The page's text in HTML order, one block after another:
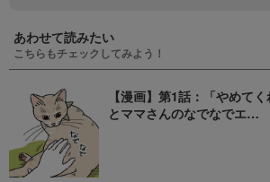
あわせて読みたい
こちらもチェックしてみよう！
【漫画】第1話：「やめて
とママさんのなでなでエ…